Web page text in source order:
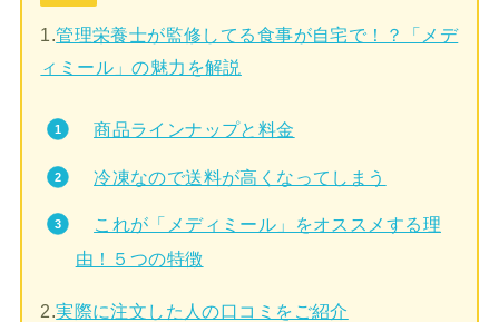
1.管理栄養士が監修してる食事が自宅で！？「メデ
ィミール」の魅力を解説
商品ラインナップと料金
冷凍なので送料が高くなってしまう
これが「メディミール」をオススメする理
由！５つの特徴
2.実際に注文した人の口コミをご紹介